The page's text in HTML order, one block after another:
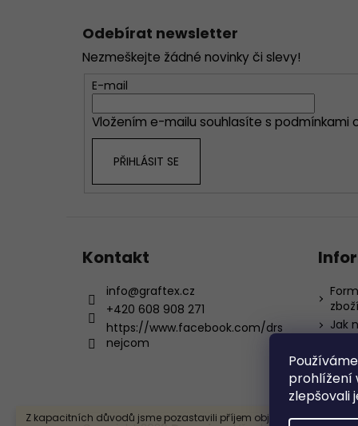
prohlížení
zlepšovali
Z kapacitních důvodů jsme pozastavili příjem objednávek. Všechny
Odebírat newsletter
Nezmeškejte žádné novinky či slevy!
E-mail
Vložením e-mailu souhlasíte s podmínkami
PŘIHLÁSIT SE
Kontakt
info@graftex.cz
+420 608 908 271
https://www.facebook.com/drs
nejcom
zboží
Jak